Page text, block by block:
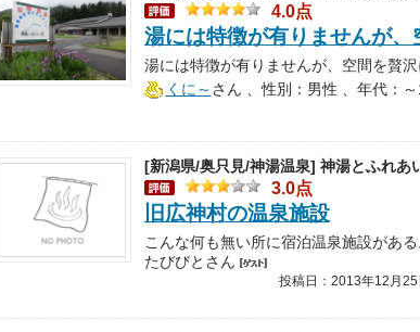
4.0点
湯には特徴が有りませんが
くに～ さん 、性別：男性 、年代：
[新潟県/奥只見/神湯温泉] 神湯とふれあ
3.0点
旧広神村の温泉施設
たびびとさん
投稿日：2013年12月25